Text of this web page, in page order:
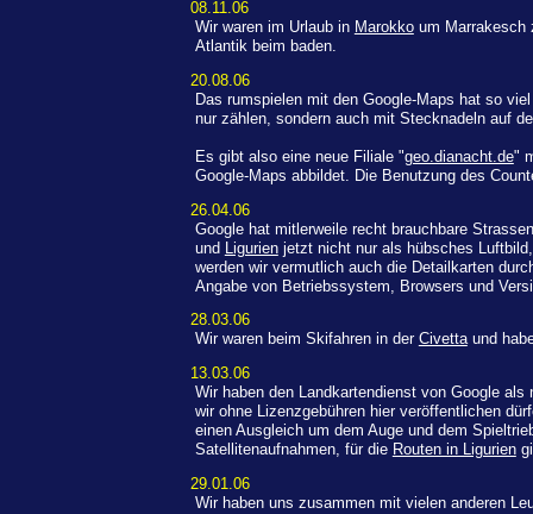
08.11.06
Wir waren im Urlaub in Marokkoum Marrakesch
Atlantik beim baden.
20.08.06
Das rumspielen mit den Google-Maps hat so
nur zählen, sondern auch mit Stecknadeln auf
Es gibt also eine neue Filiale "geo.dianacht.de"
Google-Maps abbildet. Die Benutzung des
26.04.06
Google hat mitlerweile recht brauchbare
und Ligurienjetzt nicht nur als hübsches
werden wir vermutlich auch die Detailkarten
Angabe von Betriebssystem, Browsers und
28.03.06
Wir waren beim Skifahren in der Civettaund
13.03.06
Wir haben den Landkartendienst von Google
wir ohne Lizenzgebühren hier veröffentlichen
einen Ausgleich um dem Auge und dem
Satellitenaufnahmen, für die Routen in Ligurien
29.01.06
Wir haben uns zusammen mit vielen anderen